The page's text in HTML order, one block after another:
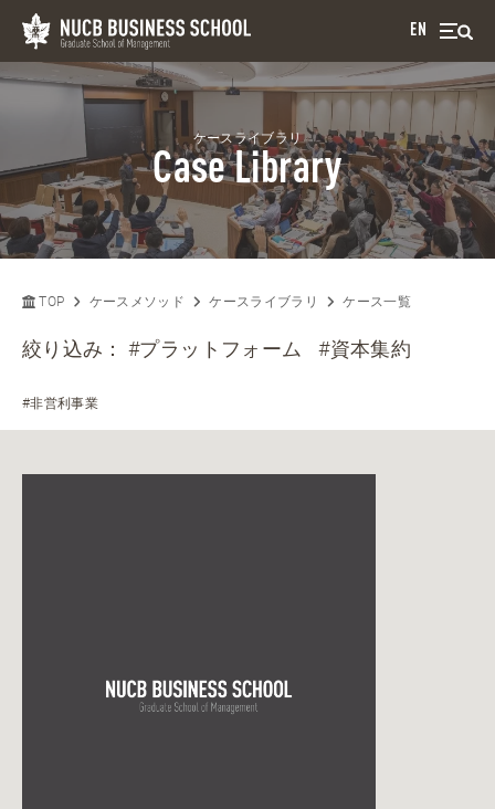
EN
ケースライブラリ
Case Library
TOP ケースメソッド ケースライブラリ ケース一覧
絞り込み：#プラットフォーム #資本集約
#非営利事業